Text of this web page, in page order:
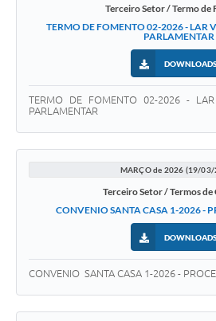
Terceiro Setor / Termo de
TERMO DE FOMENTO 02-2026 - LAR
PARLAMENTAR
DOWNLOADS
TERMO DE FOMENTO 02-2026 -
PARLAMENTAR
MARÇO de 2026 (19/
Terceiro Setor / Termos de
CONVENIO SANTA CASA 1-2026 -
DOWNLOADS
CONVENIO SANTA CASA 1-2026 -